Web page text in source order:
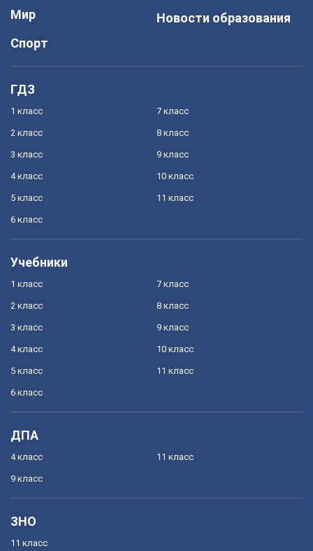
Мир
Спорт
Новости образования
ГДЗ
1 класс
2 класс
3 класс
4 класс
5 класс
6 класс
7 класс
8 класс
9 класс
10 класс
11 класс
Учебники
1 класс
2 класс
3 класс
4 класс
5 класс
6 класс
7 класс
8 класс
9 класс
10 класс
11 класс
ДПА
4 класс
9 класс
11 класс
ЗНО
11 класс